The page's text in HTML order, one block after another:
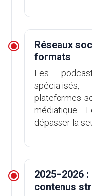
Réseaux
formats
Les
spécialisés,
plateformes
médiatique.
dépasser la
2025–2026
contenus